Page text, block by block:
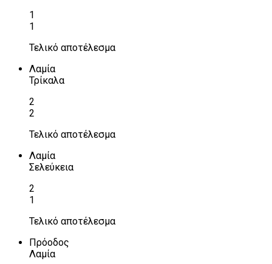
1
1
Τελικό αποτέλεσμα
Λαμία
Τρίκαλα
2
2
Τελικό αποτέλεσμα
Λαμία
Σελεύκεια
2
1
Τελικό αποτέλεσμα
Πρόοδος
Λαμία